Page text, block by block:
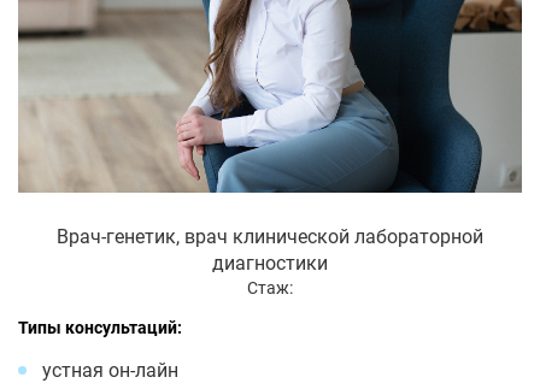
Врач-генетик, врач клинической лабораторной
диагностики
Стаж:
Типы консультаций:
устная он-лайн